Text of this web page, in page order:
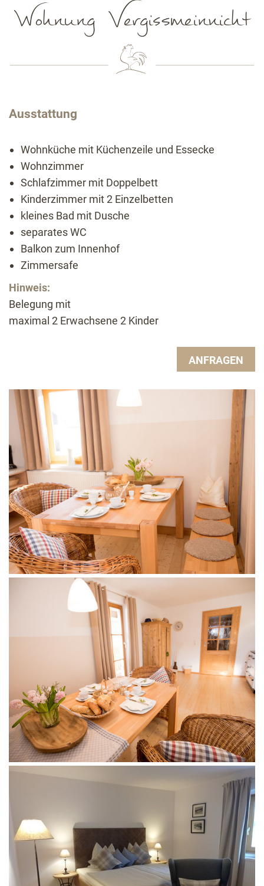
Wohnung Vergissmeinnicht
Ausstattung
Wohnküche mit Küchenzeile und Essecke
Wohnzimmer
Schlafzimmer mit Doppelbett
Kinderzimmer mit 2 Einzelbetten
kleines Bad mit Dusche
separates WC
Balkon zum Innenhof
Zimmersafe
Hinweis:
Belegung mit
maximal 2 Erwachsene 2 Kinder
ANFRAGEN